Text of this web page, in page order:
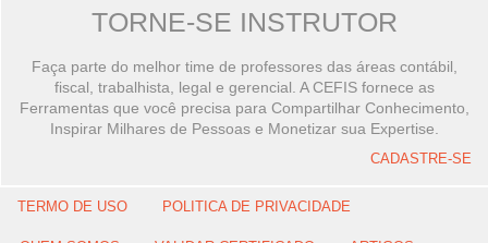
TORNE-SE INSTRUTOR
Faça parte do melhor time de professores das áreas contábil,
fiscal, trabalhista, legal e gerencial. A CEFIS fornece as
Ferramentas que você precisa para Compartilhar Conhecimento,
Inspirar Milhares de Pessoas e Monetizar sua Expertise.
CADASTRE-SE
TERMO DE USO POLITICA DE PRIVACIDADE